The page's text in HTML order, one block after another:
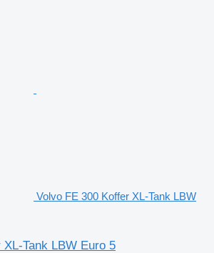
Volvo FE 300 Koffer XL-Tank LBW
Tank LBW Euro 5